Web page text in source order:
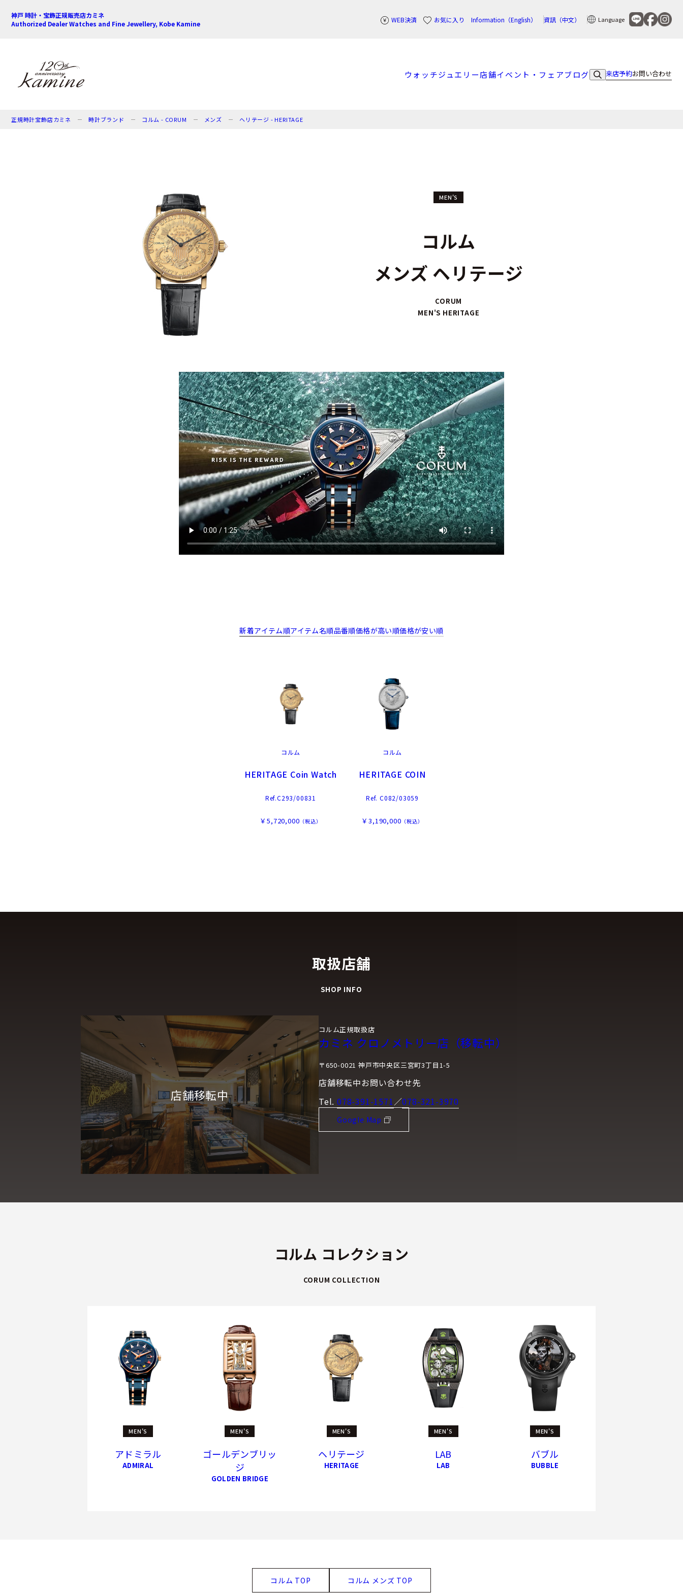
神戸 時計・宝飾正規販売店カミネ
Authorized Dealer Watches and Fine Jewellery, Kobe Kamine
WEB決済 お気に入り Information（English） 資訊（中文） Language
ウォッチジュエリー店舗イベント・フェアブログ 来店予約お問い合わせ
正規時計宝飾店カミネ 時計ブランド コルム - CORUM メンズ ヘリテージ - HERITAGE
MEN'S
コルム
メンズ ヘリテージ
CORUM
MEN'S HERITAGE
新着アイテム順アイテム名順品番順価格が高い順価格が安い順
コルム
HERITAGE Coin Watch
Ref.C293/00831
￥5,720,000 （税込）
コルム
HERITAGE COIN
Ref. C082/03059
￥3,190,000 （税込）
取扱店舗
SHOP INFO
コルム正規取扱店
カミネ クロノメトリー店（移転中）
〒650-0021 神戸市中央区三宮町3丁目1-5
店舗移転中お問い合わせ先
Tel. 078-391-1571 ／078-321-3970
Google Map
コルム コレクション
CORUM COLLECTION
MEN'S
アドミラル
ADMIRAL
MEN'S
ゴールデンブリッ
ジ
GOLDEN BRIDGE
MEN'S
ヘリテージ
HERITAGE
MEN'S
LAB
LAB
MEN'S
バブル
BUBBLE
コルム TOP コルム メンズ TOP